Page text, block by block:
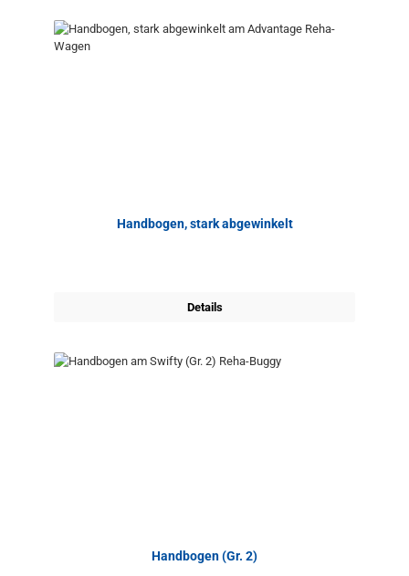
Handbogen, stark abgewinkelt
Details
Handbogen (Gr. 2)